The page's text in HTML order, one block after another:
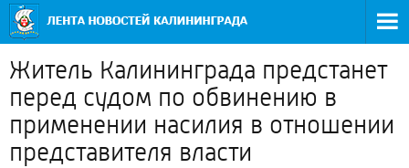
Житель Калининграда предстанет
перед судом по обвинению в
применении насилия в отношении
представителя власти